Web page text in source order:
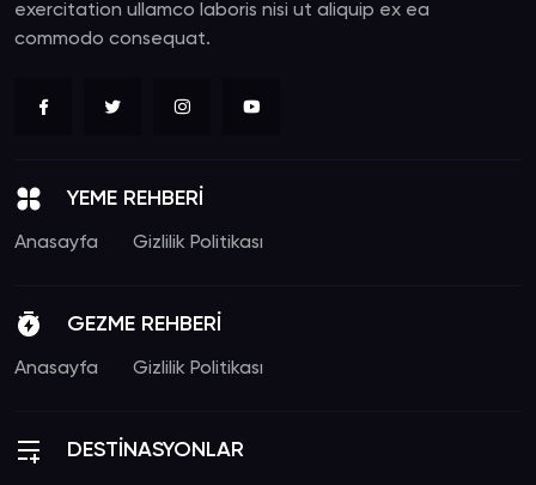
exercitation ullamco laboris nisi ut aliquip ex ea
commodo consequat.
YEME REHBERİ
Anasayfa Gizlilik Politikası
GEZME REHBERİ
Anasayfa Gizlilik Politikası
DESTİNASYONLAR